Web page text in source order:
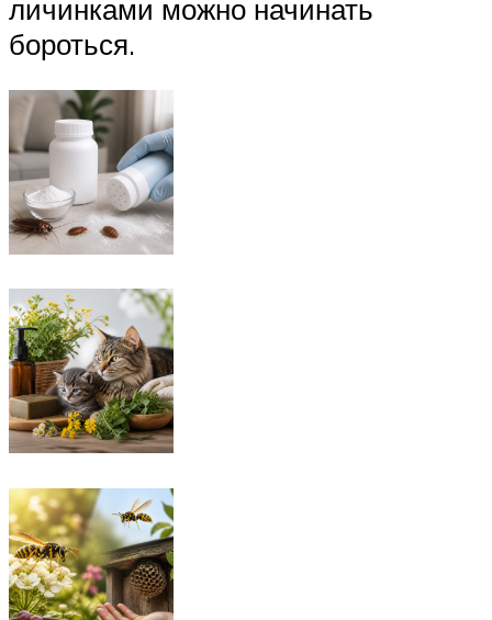
личинками можно начинать
бороться.